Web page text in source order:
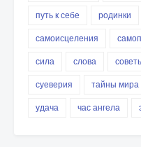
путь к себе
родинки
самоисцеления
сила
слова
суеверия
тайны мира
удача
час ангела